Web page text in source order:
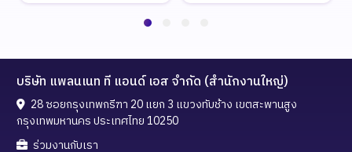
บริษัท แพลนเนท ที แอนด์ เอส จำกัด (สำนักงานใหญ่)
28 ซอยกรุงเทพกรีฑา 20 แยก 3 แขวงทับช้าง เขตสะพานสูง
กรุงเทพมหานคร ประเทศไทย 10250
ร่วมงานกับเรา